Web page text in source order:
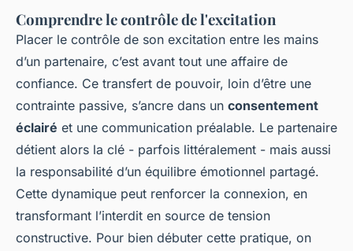
Comprendre le contrôle de l'excitation
Placer le contrôle de son excitation entre les mains
d’un partenaire, c’est avant tout une affaire de
confiance. Ce transfert de pouvoir, loin d’être une
contrainte passive, s’ancre dans un consentement
éclairé et une communication préalable. Le partenaire
détient alors la clé - parfois littéralement - mais aussi
la responsabilité d’un équilibre émotionnel partagé.
Cette dynamique peut renforcer la connexion, en
transformant l’interdit en source de tension
constructive. Pour bien débuter cette pratique, on